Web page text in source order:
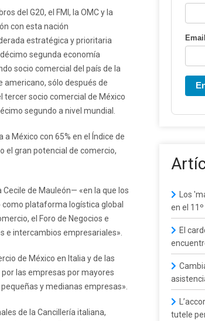
del G20, el FMI, la OMC y la
con esta nación
estratégica y prioritaria
segunda economía
socio comercial del país de la
americano, sólo después de
tercer socio comercial de México
segundo a nivel mundial.
México con 65% en el Índice de
el gran potencial de comercio,
de Mauleón— «en la que los
plataforma logística global
el Foro de Negocios e
e intercambios empresariales».
de México en Italia y de las
las empresas por mayores
y medianas empresas».
de la Cancillería italiana,
Email
Los
en el
El
tutele